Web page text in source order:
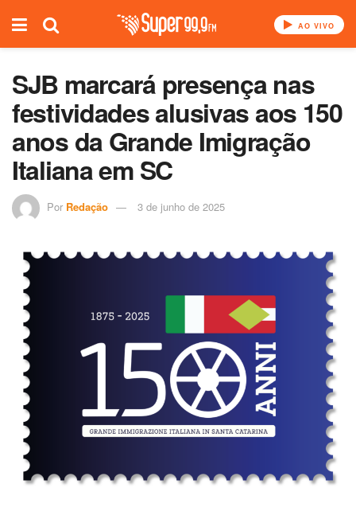
AO VIVO
SJB marcará presença nas
festividades alusivas aos 150
anos da Grande Imigração
Italiana em SC
Por Redação 3 de junho de 2025